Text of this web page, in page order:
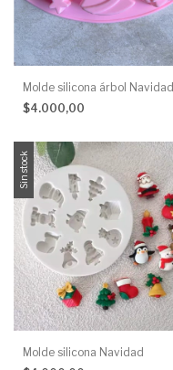
Molde silicona árbol Navidad
$4.000,00
Sin stock
Molde silicona Navidad